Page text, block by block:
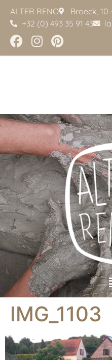
ALTER RENO
Broeck, 10
+32 (0) 493 35 91 43
IMG_1103